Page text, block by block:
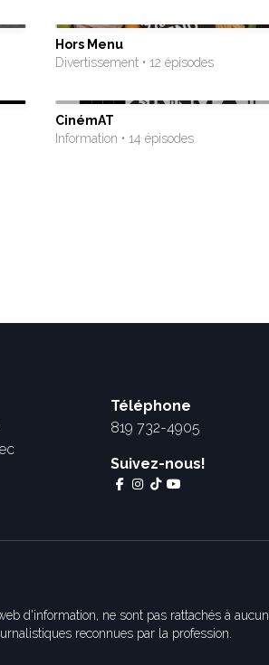
Hors Menu
Divertissement • 12 épisodes
CinémAT
Information • 14 épisodes
Téléphone
819 732-4905
Suivez-nous!
d'information, ne sont pas rattachés à aucun
reconnues par la profession.